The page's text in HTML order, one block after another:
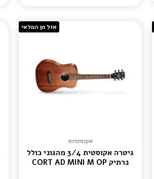
אזל מן המלאי
אקוסטיות
גיטרה אקוסטית 3/4 מהגוני כולל
נרתיק CORT AD MINI M OP